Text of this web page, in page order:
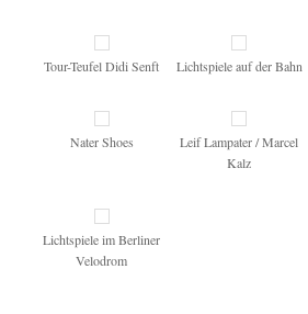
Tour-Teufel Didi Senft Lichtspiele auf der Bahn
Nater Shoes
Leif Lampater / Marcel
Kalz
Lichtspiele im Berliner
Velodrom